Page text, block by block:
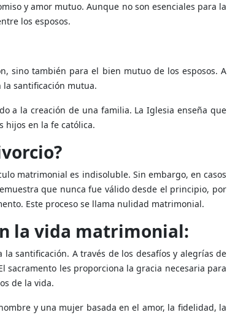
y amor mutuo. Aunque no son esenciales para la
los esposos.
sino también para el bien mutuo de los esposos. A
la santificación mutua.
a la creación de una familia. La Iglesia enseña que
hijos en la fe católica.
matrimonial es indisoluble. Sin embargo, en casos
que nunca fue válido desde el principio, por
Este proceso se llama nulidad matrimonial.
la vida matrimonial:
santificación. A través de los desafíos y alegrías de
sacramento les proporciona la gracia necesaria para
de la vida.
y una mujer basada en el amor, la fidelidad, la